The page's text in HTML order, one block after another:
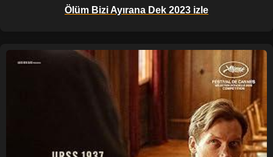
Ölüm Bizi Ayırana Dek 2023 izle